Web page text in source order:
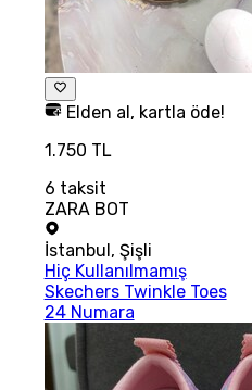
Elden al, kartla öde!
1.750 TL
6 taksit
ZARA BOT
İstanbul, Şişli
Hiç Kullanılmamış
Skechers Twinkle Toes
24 Numara